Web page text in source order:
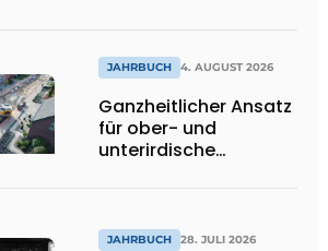
lässt Tageslicht tief
ins Innere strömen
JAHRBUCH 4. AUGUST 2026
Ganzheitlicher Ansatz
für ober- und
unterirdische
JAHRBUCH 28. JULI 2026